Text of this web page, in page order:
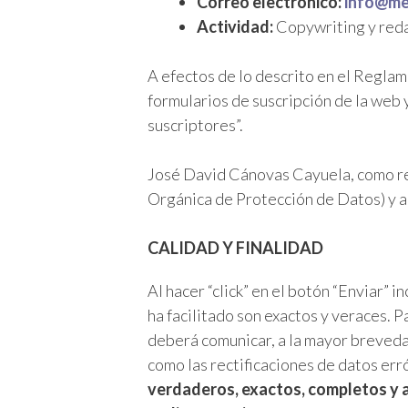
Actividad:Copywriting y
A efectos de lo descrito en el
formularios de suscripción de la
suscriptores”.
José David Cánovas Cayuela, como
Orgánica de Protección de Datos) y
CALIDAD Y FINALIDAD
Al hacer “click” en el botón
ha facilitado son exactos y veraces.
deberá comunicar, a la mayor
como las rectificaciones de datos
verdaderos, exactos, completos y